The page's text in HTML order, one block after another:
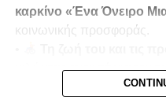
καρκίνο «Ένα Όνειρο
κοινωνικής προσφοράς.
μιλώντας ανοιχτά για τον
τουρκική εισβολή του